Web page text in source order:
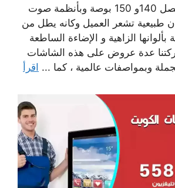
وبأحجام متنوعة تصل 140و 150 بوصة وبأنظمة صوت
طبيعية تشعر العميل وكانه يطل من
بألوانها الزاهية و الإضاءة الساطعة
عدة عروض على هذه الشاشات
وبمواصفات عالمية ، كما ... اقرأ